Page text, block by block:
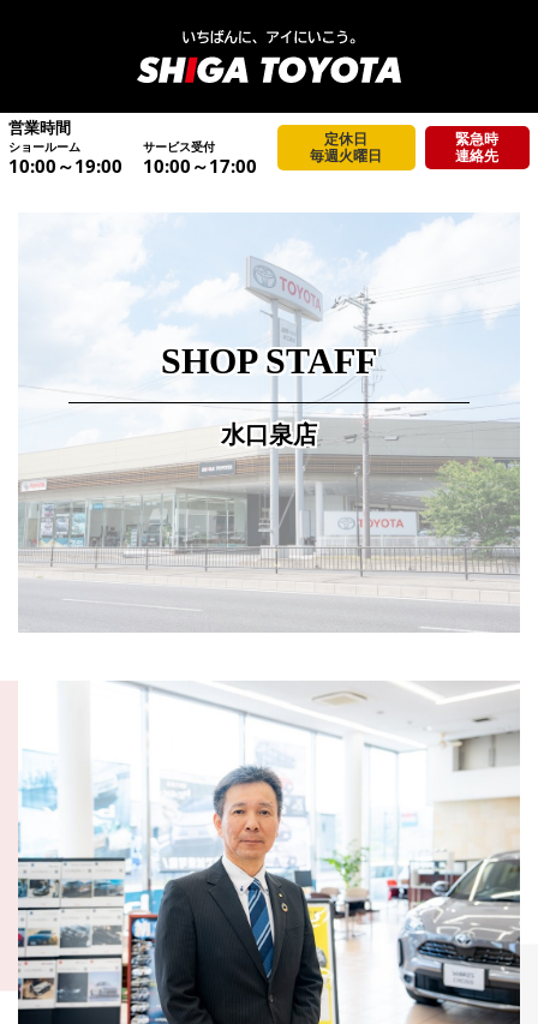
営業時間
ショールーム
10:00～19:00
サービス受付
10:00～17:00
定休日
毎週火曜日
緊急時
連絡先
SHOP STAFF
水口泉店